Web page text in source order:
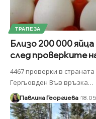
ТРАПЕЗА
Близо 200 000
след проверките
4467 проверки в
Гергьовден Във връзка…
Павлина Георгиева